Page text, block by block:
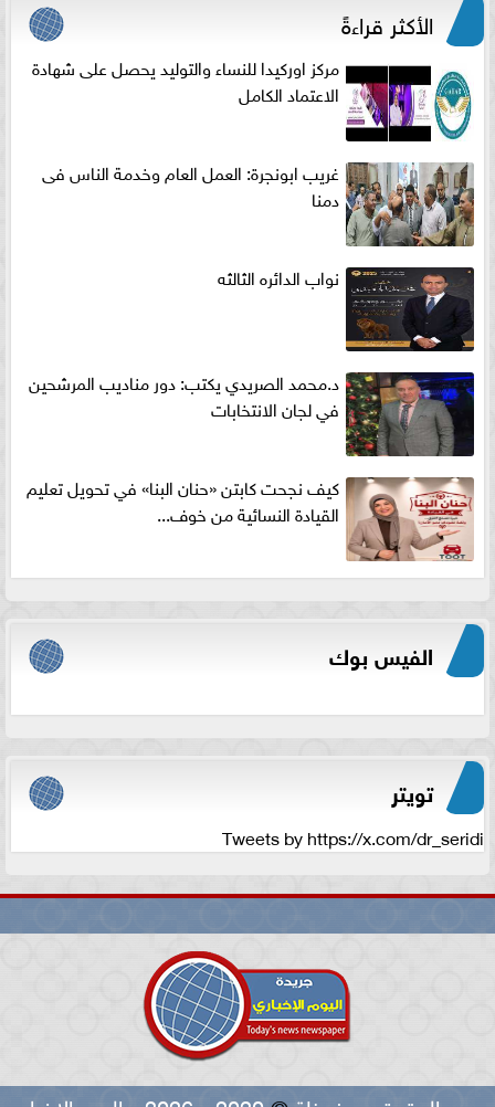
الأكثر قراءةً
مركز اوركيدا للنساء والتوليد يحصل على شهادة
الاعتماد الكامل
غريب ابونجرة: العمل العام وخدمة الناس فى
دمنا
نواب الدائره الثالثه
د.محمد الصريدي يكتب: دور مناديب المرشحين
في لجان الانتخابات
كيف نجحت كابتن «حنان البنا» في تحويل تعليم
القيادة النسائية من خوف...
الفيس بوك
تويتر
Tweets by https://x.com/dr_seridi